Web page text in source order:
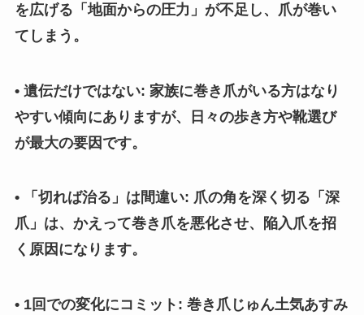
を広げる「地面からの圧力」が不足し、爪が巻い
てしまう。
• 遺伝だけではない: 家族に巻き爪がいる方はなり
やすい傾向にありますが、日々の歩き方や靴選び
が最大の要因です。
• 「切れば治る」は間違い: 爪の角を深く切る「深
爪」は、かえって巻き爪を悪化させ、陥入爪を招
く原因になります。
• 1回での変化にコミット: 巻き爪じゅん土気あすみ